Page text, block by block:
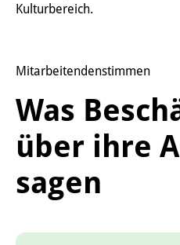
Kulturbereich.
Mitarbeitendenstimmen
Was
über ihre
sagen